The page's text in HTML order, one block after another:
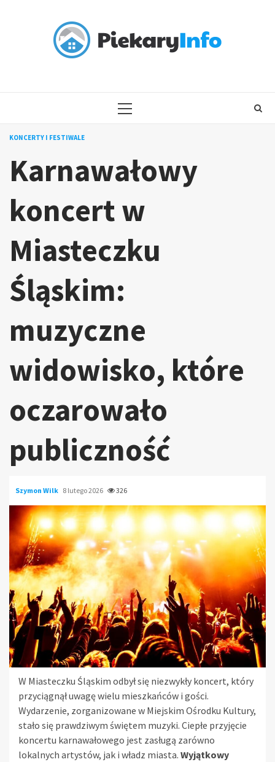
PRIMARY
KONCERTY I FESTIWALE
Karnawałowy
koncert w
Miasteczku
Śląskim:
muzyczne
widowisko, które
oczarowało
publiczność
Szymon Wilk 8 lutego 2026 326
W Miasteczku Śląskim odbył się niezwykły koncert, który
przyciągnął uwagę wielu mieszkańców i gości.
Wydarzenie, zorganizowane w Miejskim Ośrodku Kultury,
stało się prawdziwym świętem muzyki. Ciepłe przyjęcie
koncertu karnawałowego jest zasługą zarówno
lokalnych artystów, jak i władz miasta. Wyjątkowy